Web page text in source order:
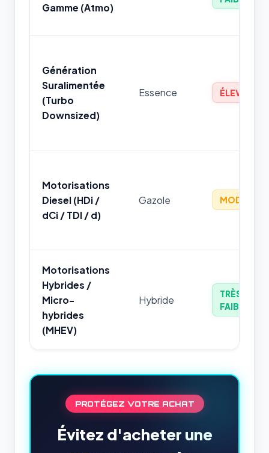
Gamme (Atmo)
Génération
Suralimentée
(Turbo
Downsized)
Essence ÉLEVÉ
Motorisations
Diesel (HDi /
dCi / TDI / d)
Gazole MODÉRÉ
Motorisations
Hybrides /
Micro-
hybrides
(MHEV)
Hybride
TRÈS
FAIBLE
PROTÉGEZ VOTRE ACHAT
Évitez d'acheter une